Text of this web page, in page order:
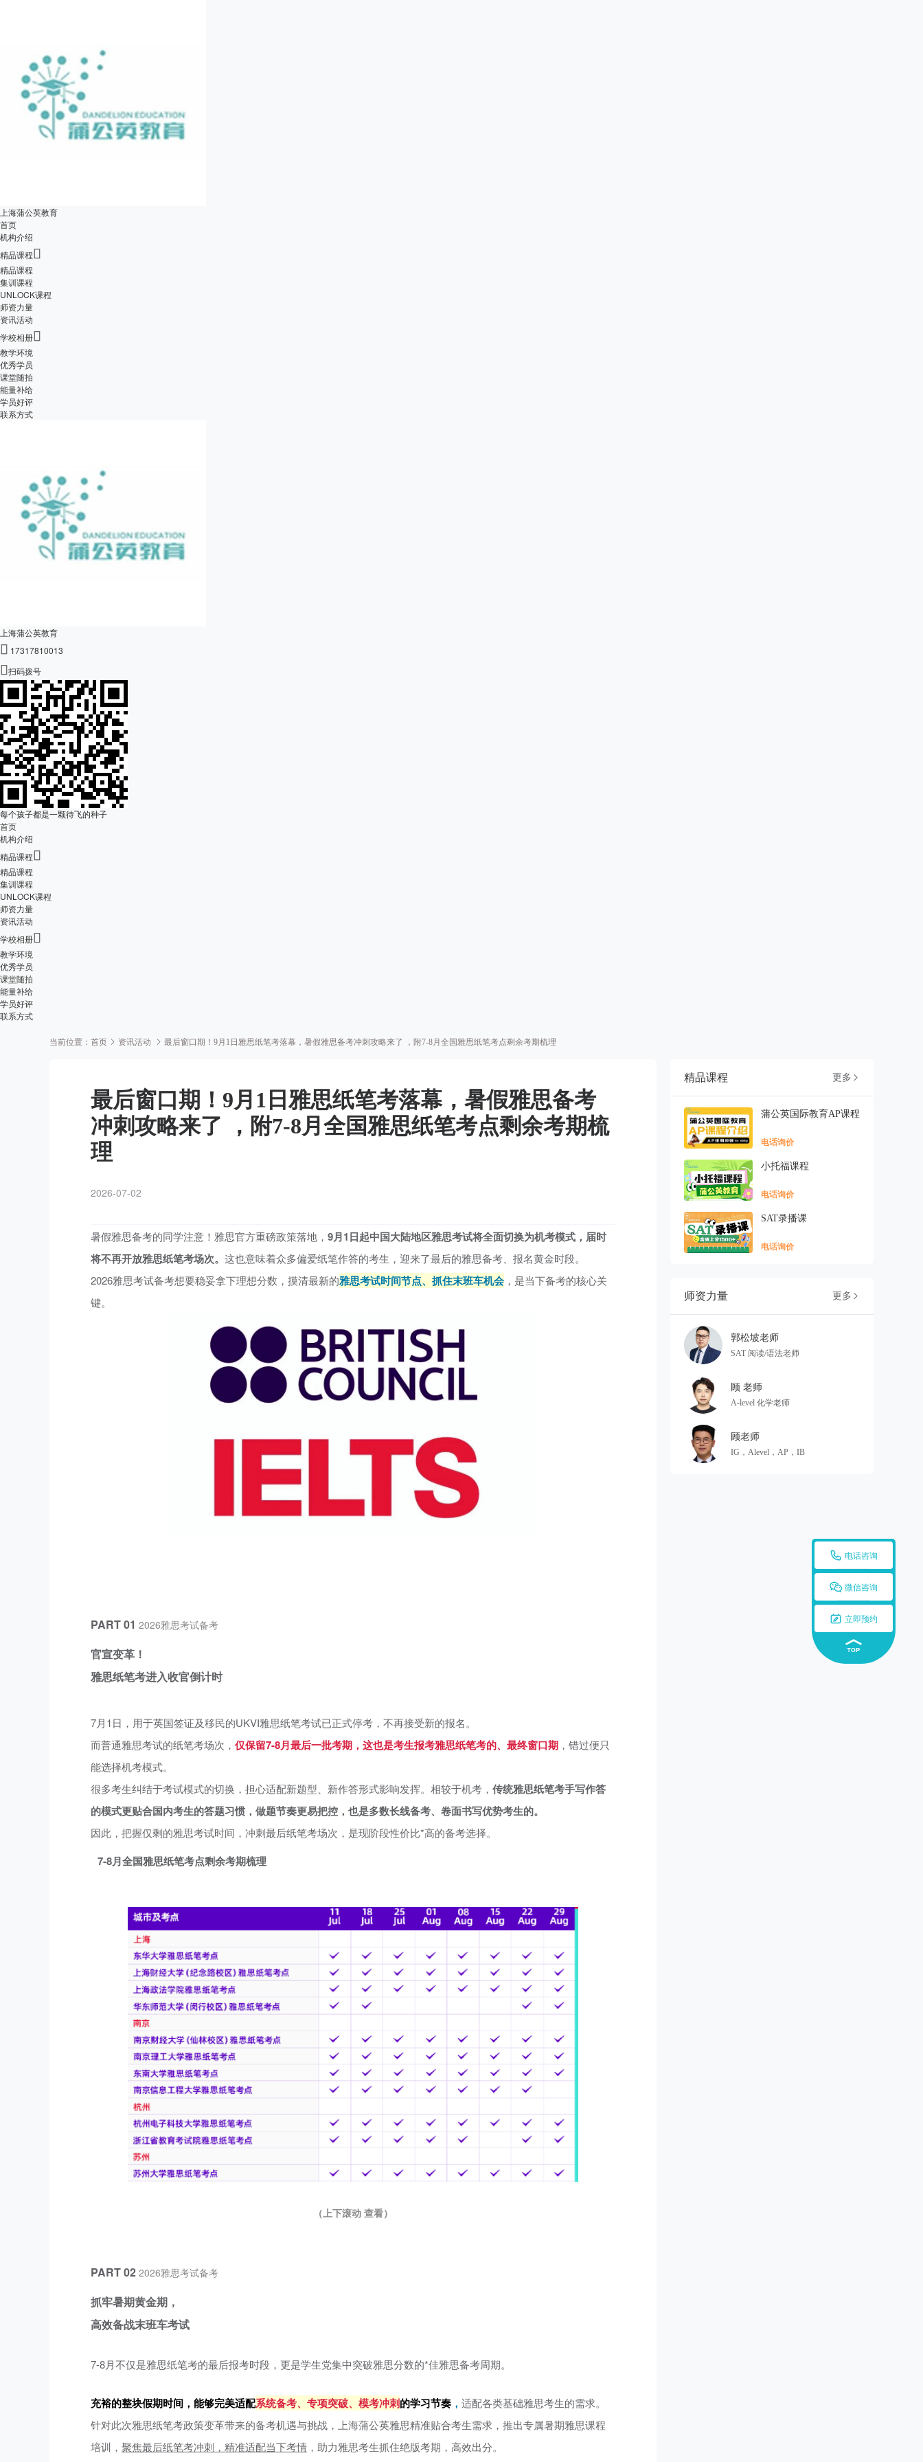
上海蒲公英教育
首页
机构介绍
精品课程
精品课程
集训课程
UNLOCK课程
师资力量
资讯活动
学校相册
教学环境
优秀学员
课堂随拍
能量补给
学员好评
联系方式
上海蒲公英教育
 17317810013
扫码拨号
每个孩子都是一颗待飞的种子
首页
机构介绍
精品课程
精品课程
集训课程
UNLOCK课程
师资力量
资讯活动
学校相册
教学环境
优秀学员
课堂随拍
能量补给
学员好评
联系方式
 电话咨询
 微信咨询
 立即预约
当前位置： 首页 资讯活动 最后窗口期！9月1日雅思纸笔考落幕，暑假雅思备考冲刺攻略来了 ，附7-8月全国雅思纸笔考点剩余考期梳理
最后窗口期！9月1日雅思纸笔考落幕，暑假雅思备考
冲刺攻略来了 ，附7-8月全国雅思纸笔考点剩余考期梳
理
2026-07-02
暑假雅思备考的同学注意！雅思官方重磅政策落地， 9月1日起中国大陆地区雅思考试将全面切换为机考模式，届时
将不再开放雅思纸笔考场次。 这也意味着众多偏爱纸笔作答的考生，迎来了最后的雅思备考、报名黄金时段。
2026雅思考试备考想要稳妥拿下理想分数，摸清最新的雅思考试时间节点、抓住末班车机会，是当下备考的核心关
键。
PART 01 2026雅思考试备考
官宣变革！
雅思纸笔考进入收官倒计时
7月1日，用于英国签证及移民的UKVI雅思纸笔考试已正式停考，不再接受新的报名。
而普通雅思考试的纸笔考场次， 仅保留7-8月最后一批考期，这也是考生报考雅思纸笔考的、最终窗口期 ，错过便只
能选择机考模式。
很多考生纠结于考试模式的切换，担心适配新题型、新作答形式影响发挥。相较于机考， 传统雅思纸笔考手写作答
的模式更贴合国内考生的答题习惯，做题节奏更易把控，也是多数长线备考、卷面书写优势考生的。
因此，把握仅剩的雅思考试时间，冲刺最后纸笔考场次，是现阶段性价比*高的备考选择。
7-8月全国雅思纸笔考点剩余考期梳理
（上下滚动 查看）
PART 02 2026雅思考试备考
抓牢暑期黄金期，
高效备战末班车考试
7-8月不仅是雅思纸笔考的最后报考时段，更是学生党集中突破雅思分数的*佳雅思备考周期。
充裕的整块假期时间，能够完美适配系统备考、专项突破、模考冲刺的学习节奏 ， 适配各类基础雅思考生的需求。
针对此次雅思纸笔考政策变革带来的备考机遇与挑战，上海蒲公英雅思精准贴合考生需求，推出专属暑期雅思课程
培训， 聚焦最后纸笔考冲刺，精准适配当下考情 ，助力雅思考生抓住绝版考期，高效出分。
精品课程 更多 
蒲公英国际教育AP课程
电话询价
小托福课程
电话询价
SAT录播课
电话询价
师资力量 更多 
郭松坡老师
SAT 阅读/语法老师
顾 老师
A-level 化学老师
顾老师
IG，Alevel，AP，IB